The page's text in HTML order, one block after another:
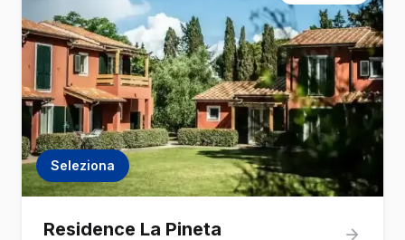
Seleziona
Residence La Pineta